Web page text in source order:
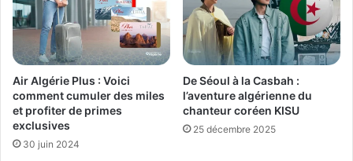
Air Algérie Plus : Voici
comment cumuler des miles
et profiter de primes
exclusives
30 juin 2024
De Séoul à la Casbah :
l’aventure algérienne du
chanteur coréen KISU
25 décembre 2025